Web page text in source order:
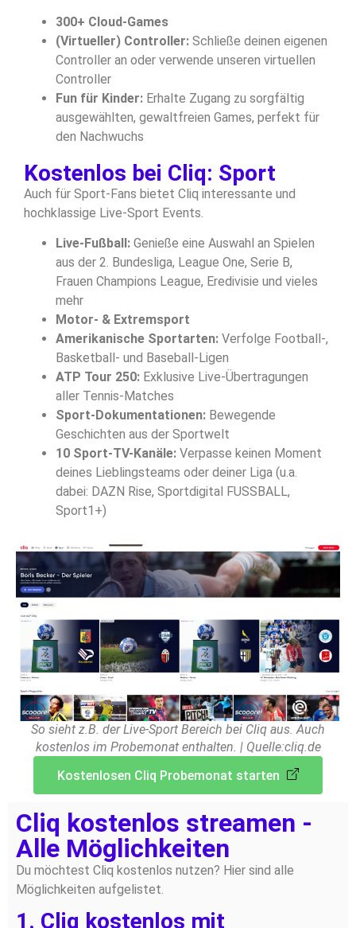
300+ Cloud-Games
(Virtueller) Controller: Schließe deinen eigenen
Controller an oder verwende unseren virtuellen
Controller
Fun für Kinder: Erhalte Zugang zu sorgfältig
ausgewählten, gewaltfreien Games, perfekt für
den Nachwuchs
Kostenlos bei Cliq: Sport
Auch für Sport-Fans bietet Cliq interessante und
hochklassige Live-Sport Events.
Live-Fußball: Genieße eine Auswahl an Spielen
aus der 2. Bundesliga, League One, Serie B,
Frauen Champions League, Eredivisie und vieles
mehr
Motor- & Extremsport
Amerikanische Sportarten: Verfolge Football-,
Basketball- und Baseball-Ligen
ATP Tour 250: Exklusive Live-Übertragungen
aller Tennis-Matches
Sport-Dokumentationen: Bewegende
Geschichten aus der Sportwelt
10 Sport-TV-Kanäle: Verpasse keinen Moment
deines Lieblingsteams oder deiner Liga (u.a.
dabei: DAZN Rise, Sportdigital FUSSBALL,
Sport1+)
So sieht z.B. der Live-Sport Bereich bei Cliq aus. Auch
kostenlos im Probemonat enthalten. | Quelle:cliq.de
Kostenlosen Cliq Probemonat starten
Cliq kostenlos streamen -
Alle Möglichkeiten
Du möchtest Cliq kostenlos nutzen? Hier sind alle
Möglichkeiten aufgelistet.
1. Cliq kostenlos mit